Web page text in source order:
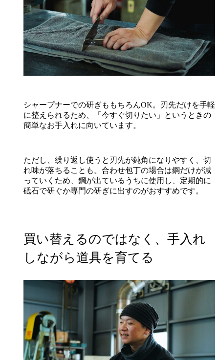
シャープナーでの研ぎももちろんOK。刃先だけを手軽
に整えられるため、「今すぐ切りたい」というときの
簡単なお手入れに向いています。
ただし、繰り返し使うと刃先が鈍角になりやすく、切
れ味が落ちることも。合わせ包丁の場合は鋼だけが減
っていくため、鋼が出ているうちに使用し、定期的に
砥石で研ぐか専門の研ぎに出すのがおすすめです。
買い替えるのではなく、手入れ
しながら道具を育てる